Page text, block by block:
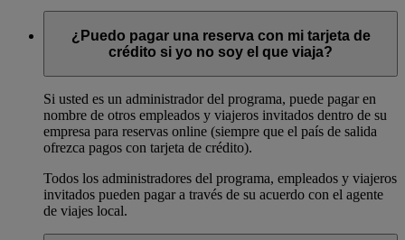
¿Puedo pagar una reserva con mi tarjeta de
crédito si yo no soy el que viaja?
Si usted es un administrador del programa, puede pagar en
nombre de otros empleados y viajeros invitados dentro de su
empresa para reservas online (siempre que el país de salida
ofrezca pagos con tarjeta de crédito).
Todos los administradores del programa, empleados y viajeros
invitados pueden pagar a través de su acuerdo con el agente
de viajes local.